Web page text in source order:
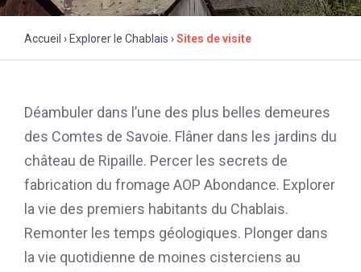
SCIENCE ET RECHERCHE
ACTEURS ENGAGÉS
Rechercher
Accueil › Explorer le Chablais ›Sites de visite
Déambuler dans l’une des plus belles demeures
des Comtes de Savoie. Flâner dans les jardins du
château de Ripaille. Percer les secrets de
fabrication du fromage AOP Abondance. Explorer
la vie des premiers habitants du Chablais.
Remonter les temps géologiques. Plonger dans
la vie quotidienne de moines cisterciens au